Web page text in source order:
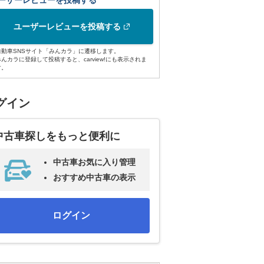
ユーザーレビューを投稿する
車SNSサイト「みんカラ」に遷移します。
んカラに登録して投稿すると、carview!にも表示されま
イン
古車探しをもっと便利に
中古車お気に入り管理
おすすめ中古車の表示
ログイン